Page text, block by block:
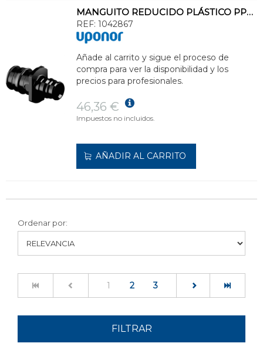
MANGUITO REDUCIDO PLÁSTICO PPSU 50x40 UPONOR Q&E
REF: 1042867
Añade al carrito y sigue el proceso de
compra para ver la disponibilidad y los
precios para profesionales.
46,36 €
Impuestos no incluidos.
AÑADIR AL CARRITO
Ordenar por:
1 (current)
2 3
FILTRAR